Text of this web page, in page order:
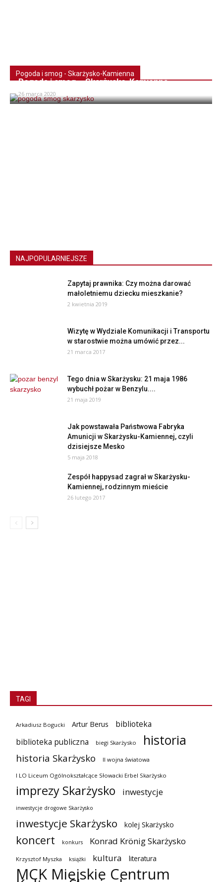
Pogoda i smog - Skarżysko-Kamienna
Pogoda i smog – Skarżysko-Kamienna
26 marca 2020
NAJPOPULARNIEJSZE
Zapytaj prawnika: Czy można darować
małoletniemu dziecku mieszkanie?
2 kwietnia 2019
Wizytę w Wydziale Komunikacji i Transportu
w starostwie można umówić przez...
21 marca 2017
Tego dnia w Skarżysku: 21 maja 1986
wybuchł pożar w Benzylu....
21 maja 2019
Jak powstawała Państwowa Fabryka
Amunicji w Skarżysku-Kamiennej, czyli
dzisiejsze Mesko
5 maja 2018
Zespół happysad zagrał w Skarżysku-
Kamiennej, rodzinnym mieście
26 lutego 2017
TAGI
Arkadiusz Bogucki Artur Berus
biblioteka
biblioteka publiczna
biegi Skarżysko historia
historia Skarżysko II wojna światowa
I LO Liceum Ogólnokształcące Słowacki Erbel Skarżysko
imprezy Skarżysko inwestycje
inwestycje drogowe Skarżysko
inwestycje Skarżysko kolej Skarżysko
koncert konkurs Konrad Krönig Skarżysko
Krzysztof Myszka książki kultura literatura
MCK Miejskie Centrum